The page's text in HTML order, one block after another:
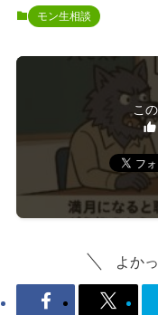
モン生相談
こ
よか